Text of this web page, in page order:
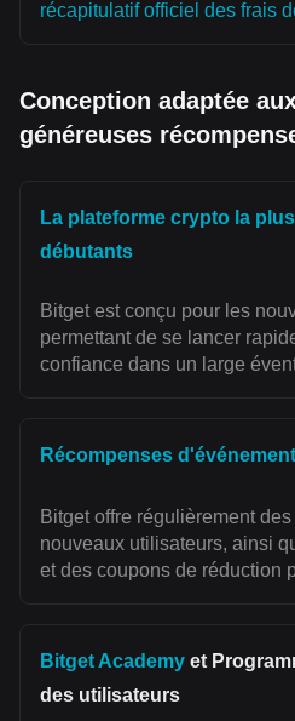
récapitulatif officiel des frais
Conception adaptée
généreuses
La plateforme crypto la
débutants
Bitget est conçu pour les
permettant de se lancer
confiance dans un large
Récompenses
Bitget offre régulièrement
nouveaux utilisateurs, ainsi
et des coupons de réduction
Bitget Academy et
des utilisateurs